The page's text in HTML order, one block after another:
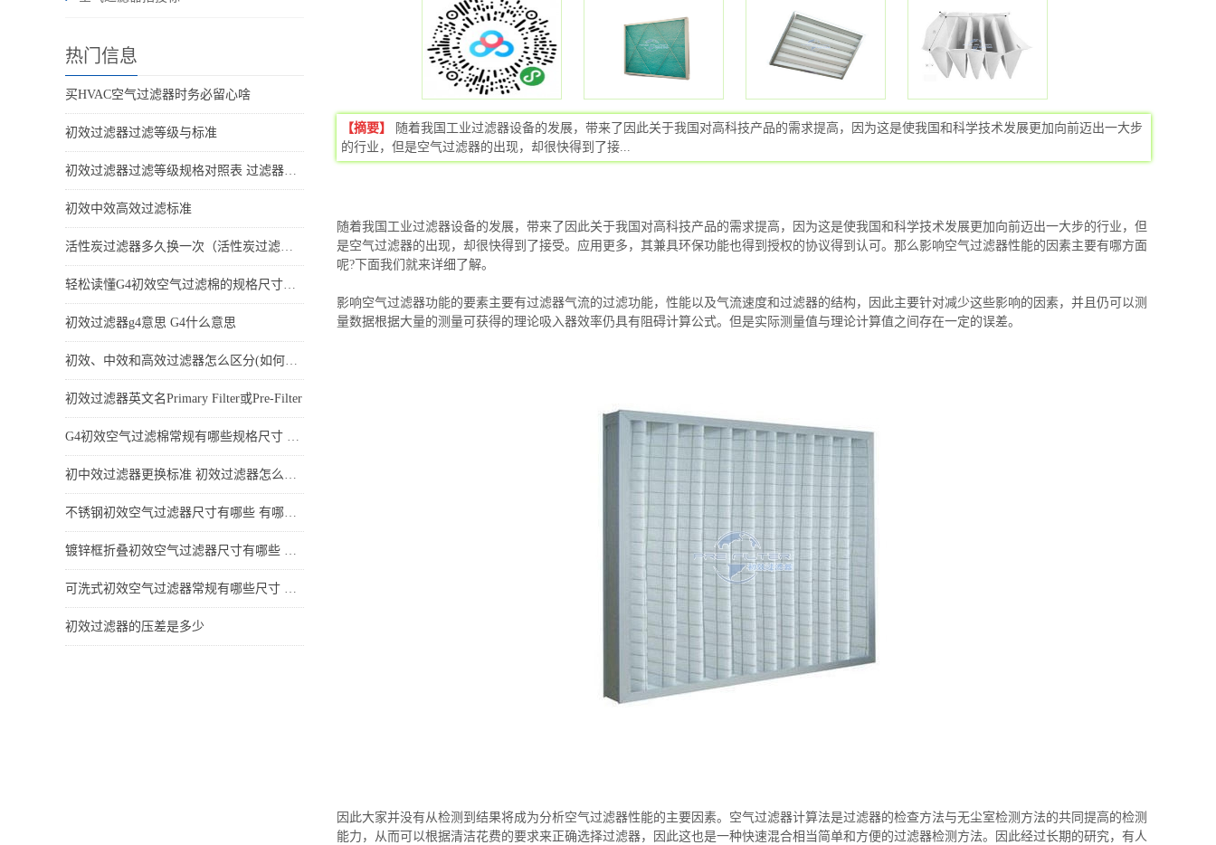
热门信息
买HVAC空气过滤器时务必留心啥
初效过滤器过滤等级与标准
初效过滤器过滤等级规格对照表 过滤器标准表
初效中效高效过滤标准
活性炭过滤器多久换一次（活性炭过滤器可以用多久更换）
轻松读懂G4初效空气过滤棉的规格尺寸和特点
初效过滤器g4意思 G4什么意思
初效、中效和高效过滤器怎么区分(如何分辨初中高效过滤器)
初效过滤器英文名Primary Filter或Pre-Filter
G4初效空气过滤棉常规有哪些规格尺寸 它的特点是什么
初中效过滤器更换标准 初效过滤器怎么更换
不锈钢初效空气过滤器尺寸有哪些 有哪些特点
镀锌框折叠初效空气过滤器尺寸有哪些 有哪些特点
可洗式初效空气过滤器常规有哪些尺寸 它的特点是哪些
初效过滤器的压差是多少
【摘要】
随着我国工业过滤器设备的发展，带来了因此关于我国对高科技产品的需求提高，因为这是使我国和科学技术发展更加向前迈出一大步
的行业，但是空气过滤器的出现，却很快得到了接...
随着我国工业过滤器设备的发展，带来了因此关于我国对高科技产品的需求提高，因为这是使我国和科学技术发展更加向前迈出一大步的行业，但
是空气过滤器的出现，却很快得到了接受。应用更多，其兼具环保功能也得到授权的协议得到认可。那么影响空气过滤器性能的因素主要有哪方面
呢?下面我们就来详细了解。
影响空气过滤器功能的要素主要有过滤器气流的过滤功能，性能以及气流速度和过滤器的结构，因此主要针对减少这些影响的因素，并且仍可以测
量数据根据大量的测量可获得的理论吸入器效率仍具有阻碍计算公式。但是实际测量值与理论计算值之间存在一定的误差。
因此大家并没有从检测到结果将成为分析空气过滤器性能的主要因素。空气过滤器计算法是过滤器的检查方法与无尘室检测方法的共同提高的检测
能力，从而可以根据清洁花费的要求来正确选择过滤器，因此这也是一种快速混合相当简单和方便的过滤器检测方法。因此经过长期的研究，有人